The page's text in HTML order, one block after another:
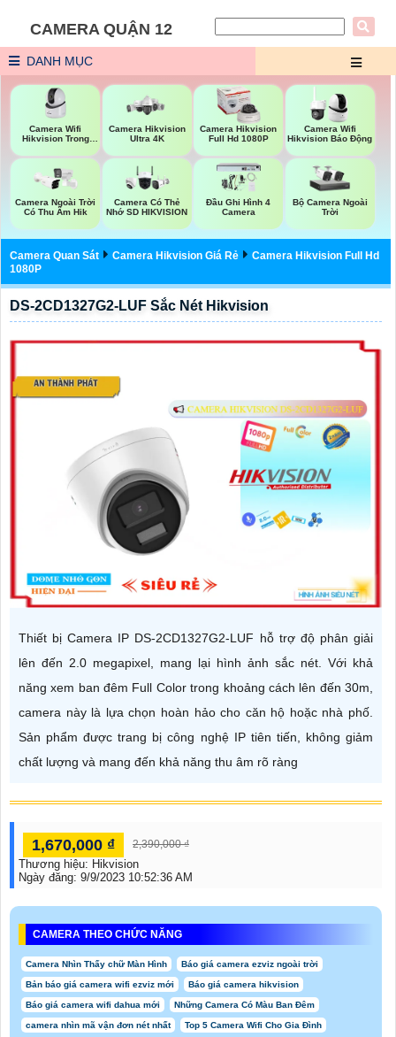
CAMERA QUẬN 12
DANH MỤC
Camera Wifi
Hikvision Trong
Camera Hikvision
Ultra 4K
Camera Hikvision
Full Hd 1080P
Camera Wifi
Hikvision Báo Động
Camera Ngoài Trời
Có Thu Âm Hik
Camera Có Thẻ
Nhớ SD HIKVISION
Đầu Ghi Hình 4
Camera
Bộ Camera Ngoài
Trời
Camera Quan Sát Camera Hikvision Giá Rẻ
Camera Hikvision Full Hd
1080P
DS-2CD1327G2-LUF Sắc Nét Hikvision
Thiết bị Camera IP DS-2CD1327G2-LUF hỗ trợ độ phân giải
lên đến 2.0 megapixel, mang lại hình ảnh sắc nét. Với khả
năng xem ban đêm Full Color trong khoảng cách lên đến 30m,
camera này là lựa chọn hoàn hảo cho căn hộ hoặc nhà phố.
Sản phẩm được trang bị công nghệ IP tiên tiến, không giảm
chất lượng và mang đến khả năng thu âm rõ ràng
1,670,000 ₫ 2,390,000 ₫
Thương hiệu: Hikvision
Ngày đăng: 9/9/2023 10:52:36 AM
CAMERA THEO CHỨC NĂNG
Camera Nhìn Thấy chữ Màn Hình Báo giá camera ezviz ngoài trời
Bản báo giá camera wifi ezviz mới Báo giá camera hikvision
Báo giá camera wifi dahua mới Những Camera Có Màu Ban Đêm
camera nhìn mã vận đơn nét nhất Top 5 Camera Wifi Cho Gia Đình